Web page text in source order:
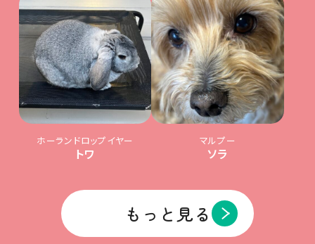
ホーランドロップイヤー
トワ
マルプー
ソラ
もっと見る